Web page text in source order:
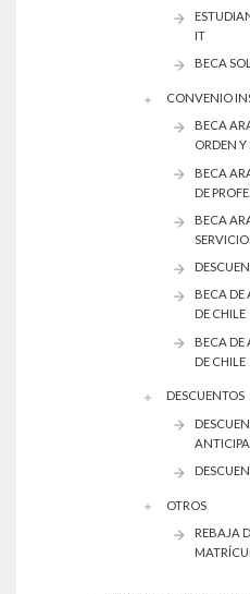
IT
BECA
CONVENIO
BECA
ORDEN
BECA
DE
BECA
BECA DE
DE CHILE
BECA
DE CHILE
DESCUENTOS
OTROS
REBAJA